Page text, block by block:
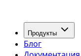
Продукты
Блог